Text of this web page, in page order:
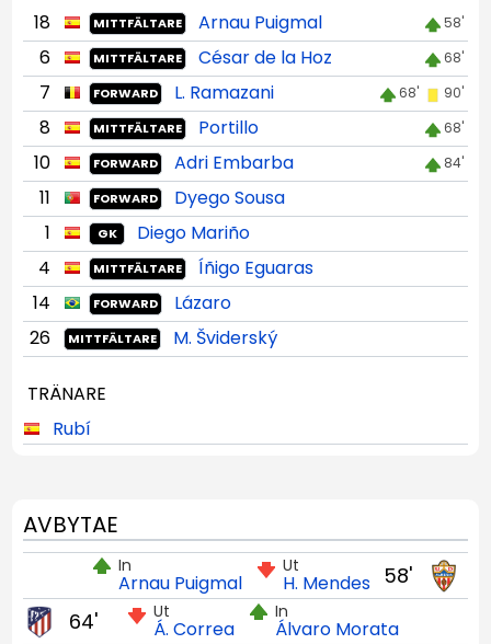
18
MITTFÄLTARE Arnau Puigmal 58'
6 MITTFÄLTARE César de la Hoz 68'
7 FORWARD L. Ramazani 68' 90'
8 MITTFÄLTARE Portillo 68'
10 FORWARD Adri Embarba 84'
11 FORWARD
Dyego Sousa
1
GK
Diego Mariño
4
MITTFÄLTARE
Íñigo Eguaras
14
FORWARD
Lázaro
26
MITTFÄLTARE M. Šviderský
TRÄNARE
Rubí
AVBYTAE
58'
Ut
H. Mendes
In
Arnau Puigmal
Ut
Á. Correa
In
Álvaro Morata
64'